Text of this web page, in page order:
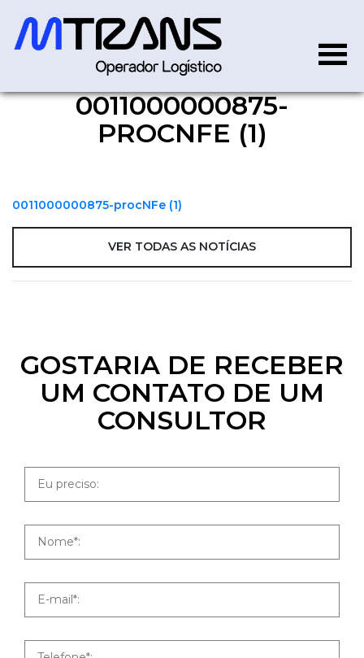
0011000000875-procNFe (1)
0011000000875-
PROCNFE (1)
0011000000875-procNFe (1)
VER TODAS AS NOTÍCIAS
GOSTARIA DE RECEBER
UM CONTATO DE UM
CONSULTOR